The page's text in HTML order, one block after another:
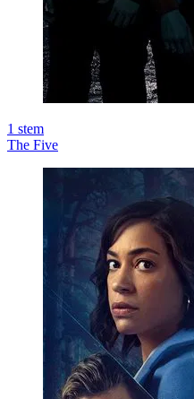
1 stem
The Five